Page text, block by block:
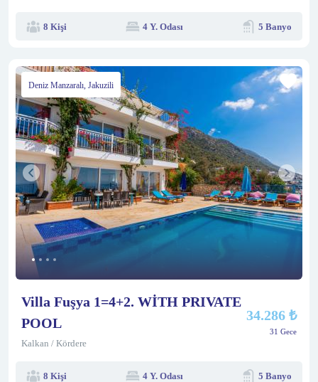
8 Kişi 4 Y. Odası 5 Banyo
Deniz Manzaralı, Jakuzili
Villa Fuşya 1=4+2. WİTH PRIVATE
POOL
Kalkan / Kördere
34.286 ₺
31 Gece
8 Kişi 4 Y. Odası 5 Banyo